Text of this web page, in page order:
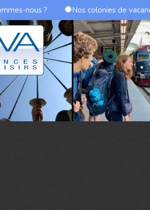
nous ? Nos colonies de